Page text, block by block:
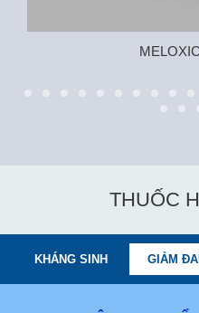
THUỐC
KHÁNG SINH GIẢM